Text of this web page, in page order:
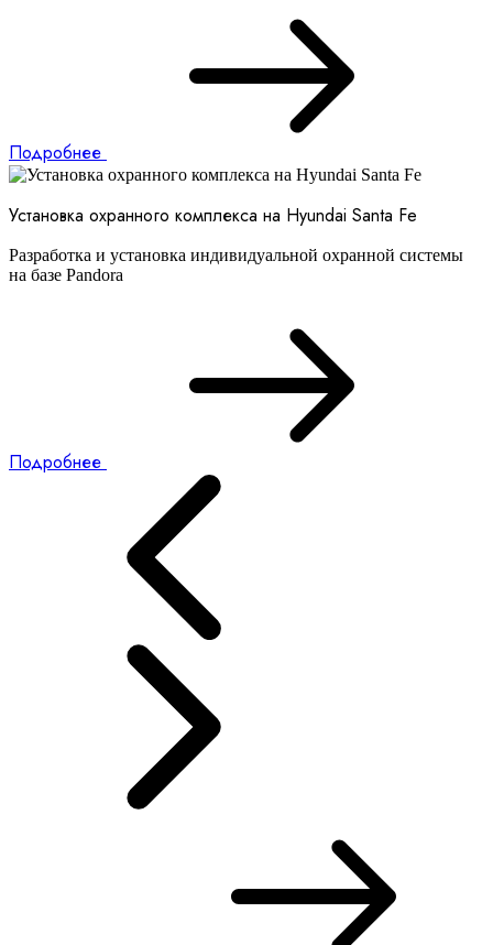
Подробнее
Установка охранного комплекса на Hyundai Santa Fe
Разработка и установка индивидуальной охранной системы
на базе Pandora
Подробнее